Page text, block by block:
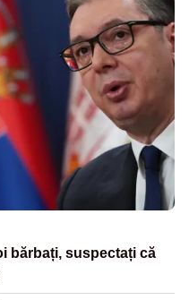
bărbați, suspectați că